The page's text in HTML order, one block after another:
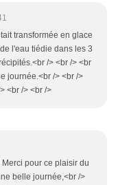
transformée en glace
l'eau tiédie dans les 3
/> <br /> <br
journée.<br /> <br />
<br /> <br />
pour ce plaisir du
belle journée,<br />